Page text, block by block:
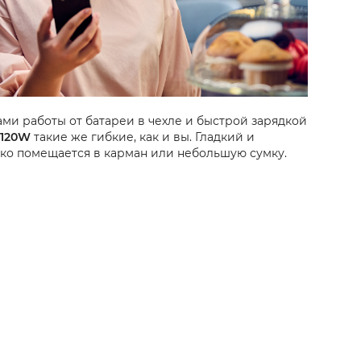
работы от батареи в чехле и быстрой зарядкой
такие же гибкие, как и вы. Гладкий и
помещается в карман или небольшую сумку.